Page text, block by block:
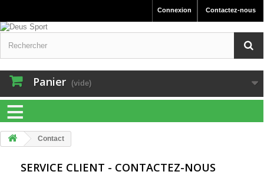
Contactez-nous
Connexion
Panier (vide)
≡
Contact
SERVICE CLIENT - CONTACTEZ-NOUS